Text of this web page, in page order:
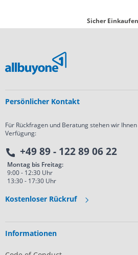
Sicher
Persönlicher Kontakt
Für Rückfragen und Beratung stehen wir
Verfügung:
+49 89 - 122 89 06 22
Montag bis Freitag:
9:00 - 12:30 Uhr
13:30 - 17:30 Uhr
Kostenloser Rückruf
Informationen